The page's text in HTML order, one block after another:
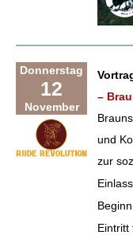
Donnerstag
12
November
–
und
zur
Eintritt